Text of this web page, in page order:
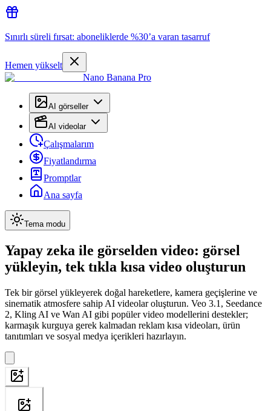
Sınırlı süreli fırsat: aboneliklerde %30’a varan tasarruf
Hemen yükselt
Nano Banana Pro
AI görseller
AI videolar
Çalışmalarım
Fiyatlandırma
Promptlar
Ana sayfa
Tema modu
Yapay zeka ile görselden video: görsel
yükleyin, tek tıkla kısa video oluşturun
Tek bir görsel yükleyerek doğal hareketlere, kamera geçişlerine ve
sinematik atmosfere sahip AI videolar oluşturun. Veo 3.1, Seedance
2, Kling AI ve Wan AI gibi popüler video modellerini destekler;
karmaşık kurguya gerek kalmadan reklam kısa videoları, ürün
tanıtımları ve sosyal medya içerikleri hazırlayın.